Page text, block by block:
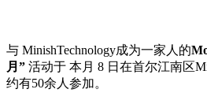
与 MinishTechnology成为一家人的
月 ” 活动于 本月 8 日在首尔江南区
约有50余人 参加。